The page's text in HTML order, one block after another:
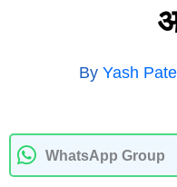
By Yash
WhatsApp Group